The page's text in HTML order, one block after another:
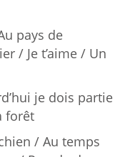
pays de
/ Je t’aime / Un
je dois partie
forêt
/ Au temps